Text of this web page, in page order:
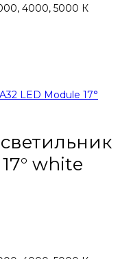
4000, 5000 К
white